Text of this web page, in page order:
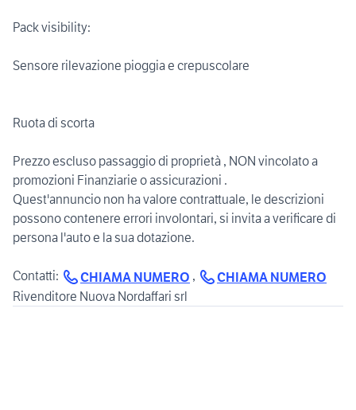
Pack visibility:
Sensore rilevazione pioggia e crepuscolare
Ruota di scorta
Prezzo escluso passaggio di proprietà , NON vincolato a
promozioni Finanziarie o assicurazioni .
Quest'annuncio non ha valore contrattuale, le descrizioni
possono contenere errori involontari, si invita a verificare di
persona l'auto e la sua dotazione.
Contatti: CHIAMA NUMERO ,
CHIAMA NUMERO
Rivenditore Nuova Nordaffari srl